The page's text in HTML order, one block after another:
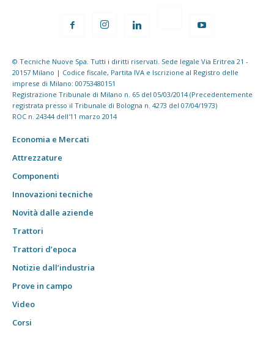
© Tecniche Nuove Spa. Tutti i diritti riservati. Sede legale Via Eritrea 21 -
20157 Milano | Codice fiscale, Partita IVA e Iscrizione al Registro delle
imprese di Milano: 00753480151
Registrazione Tribunale di Milano n. 65 del 05/03/2014 (Precedentemente
registrata presso il Tribunale di Bologna n. 4273 del 07/04/1973)
ROC n. 24344 dell'11 marzo 2014
Economia e Mercati
Attrezzature
Componenti
Innovazioni tecniche
Novità dalle aziende
Trattori
Trattori d’epoca
Notizie dall’industria
Prove in campo
Video
Corsi